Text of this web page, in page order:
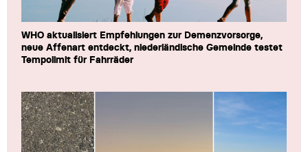
WHO aktualisiert Empfehlungen zur Demenzvorsorge,
neue Affenart entdeckt, niederländische Gemeinde testet
Tempolimit für Fahrräder